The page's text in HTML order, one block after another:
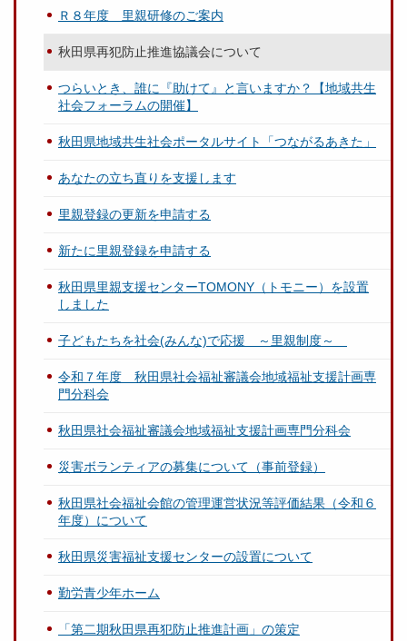
Ｒ８年度 里親研修のご案内
秋田県再犯防止推進協議会について
つらいとき、誰に『助けて』と言いますか？【地域共生
社会フォーラムの開催】
秋田県地域共生社会ポータルサイト「つながるあきた」
あなたの立ち直りを支援します
里親登録の更新を申請する
新たに里親登録を申請する
秋田県里親支援センターTOMONY（トモニー）を設置
しました
子どもたちを社会(みんな)で応援 ～里親制度～
令和７年度 秋田県社会福祉審議会地域福祉支援計画専
門分科会
秋田県社会福祉審議会地域福祉支援計画専門分科会
災害ボランティアの募集について（事前登録）
秋田県社会福祉会館の管理運営状況等評価結果（令和６
年度）について
秋田県災害福祉支援センターの設置について
勤労青少年ホーム
「第二期秋田県再犯防止推進計画」の策定